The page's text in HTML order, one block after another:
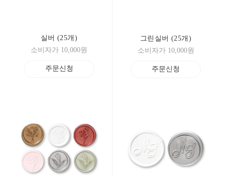
실버 (25개)
소비자가 10,000원
주문신청
그린실버 (25개)
소비자가 10,000원
주문신청